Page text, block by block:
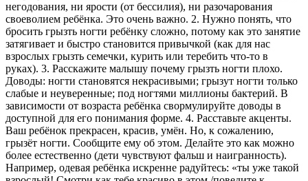
негодования, ни ярости (от бессилия), ни разочарования
своеволием ребёнка. Это очень важно. 2. Нужно понять, что
бросить грызть ногти ребёнку сложно, потому как это занятие
затягивает и быстро становится привычкой (как для нас
взрослых грызть семечки, курить или теребить что-то в
руках). 3. Расскажите малышу почему грызть ногти плохо.
Доводы: ногти становятся некрасивыми; грызут ногти только
слабые и неуверенные; под ногтями миллионы бактерий. В
зависимости от возраста ребёнка свормулируйте доводы в
доступной для его понимания форме. 4. Расставьте акценты.
Ваш ребёнок прекрасен, красив, умён. Но, к сожалению,
грызёт ногти. Сообщите ему об этом. Делайте это как можно
более естественно (дети чувствуют фальш и наигранность).
Например, одевая ребёнка искренне радуйтесь: «ты уже такой